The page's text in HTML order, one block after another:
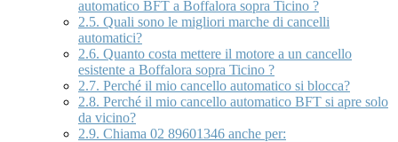
automatico BFT a Boffalora sopra Ticino ?
2.5. Quali sono le migliori marche di cancelli
automatici?
2.6. Quanto costa mettere il motore a un cancello
esistente a Boffalora sopra Ticino ?
2.7. Perché il mio cancello automatico si blocca?
2.8. Perché il mio cancello automatico BFT si apre solo
da vicino?
2.9. Chiama 02 89601346 anche per: